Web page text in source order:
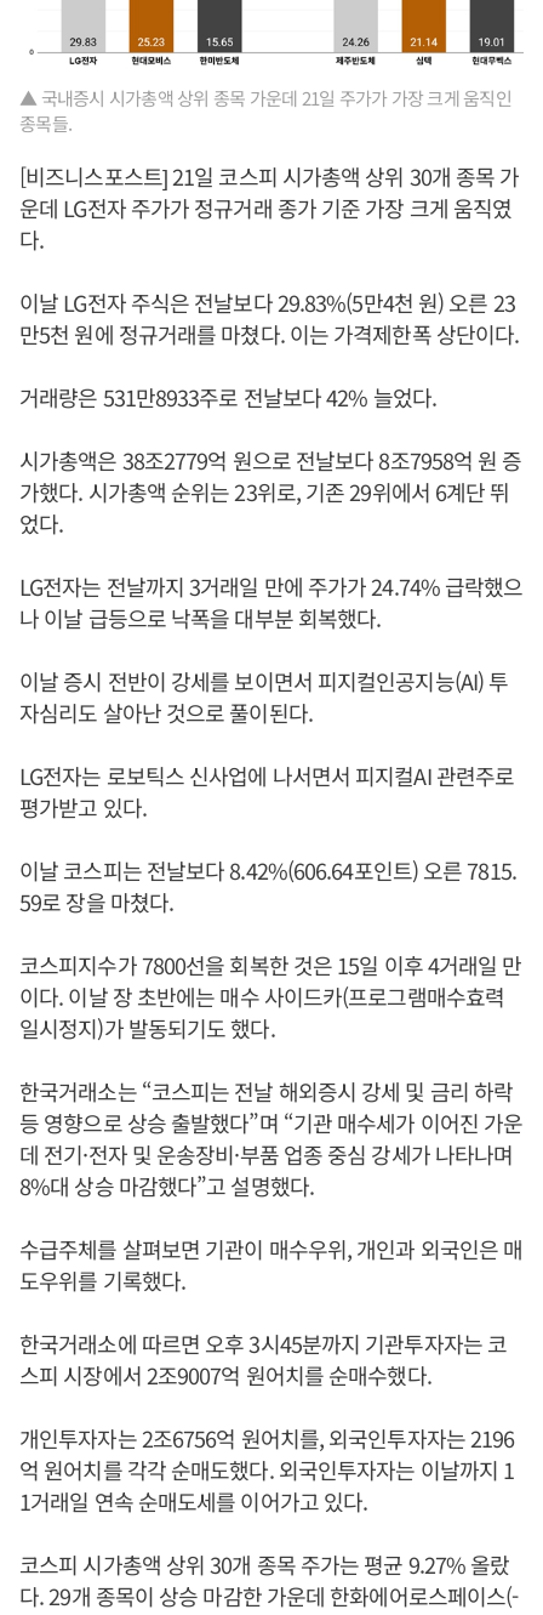
▲ 국내증시 시가총액 상위 종목 가운데 21일 주가가 가장 크게 움직인
종목들.
[비즈니스포스트] 21일 코스피 시가총액 상위 30개 종목 가
운데 LG전자 주가가 정규거래 종가 기준 가장 크게 움직였
다.
이날 LG전자 주식은 전날보다 29.83%(5만4천 원) 오른 23
만5천 원에 정규거래를 마쳤다. 이는 가격제한폭 상단이다.
거래량은 531만8933주로 전날보다 42% 늘었다.
시가총액은 38조2779억 원으로 전날보다 8조7958억 원 증
가했다. 시가총액 순위는 23위로, 기존 29위에서 6계단 뛰
었다.
LG전자는 전날까지 3거래일 만에 주가가 24.74% 급락했으
나 이날 급등으로 낙폭을 대부분 회복했다.
이날 증시 전반이 강세를 보이면서 피지컬인공지능(AI) 투
자심리도 살아난 것으로 풀이된다.
LG전자는 로보틱스 신사업에 나서면서 피지컬AI 관련주로
평가받고 있다.
이날 코스피는 전날보다 8.42%(606.64포인트) 오른 7815.
59로 장을 마쳤다.
코스피지수가 7800선을 회복한 것은 15일 이후 4거래일 만
이다. 이날 장 초반에는 매수 사이드카(프로그램매수효력
일시정지)가 발동되기도 했다.
한국거래소는 “코스피는 전날 해외증시 강세 및 금리 하락
등 영향으로 상승 출발했다”며 “기관 매수세가 이어진 가운
데 전기·전자 및 운송장비·부품 업종 중심 강세가 나타나며
8%대 상승 마감했다”고 설명했다.
수급주체를 살펴보면 기관이 매수우위, 개인과 외국인은 매
도우위를 기록했다.
한국거래소에 따르면 오후 3시45분까지 기관투자자는 코
스피 시장에서 2조9007억 원어치를 순매수했다.
개인투자자는 2조6756억 원어치를, 외국인투자자는 2196
억 원어치를 각각 순매도했다. 외국인투자자는 이날까지 1
1거래일 연속 순매도세를 이어가고 있다.
코스피 시가총액 상위 30개 종목 주가는 평균 9.27% 올랐
다. 29개 종목이 상승 마감한 가운데 한화에어로스페이스(-